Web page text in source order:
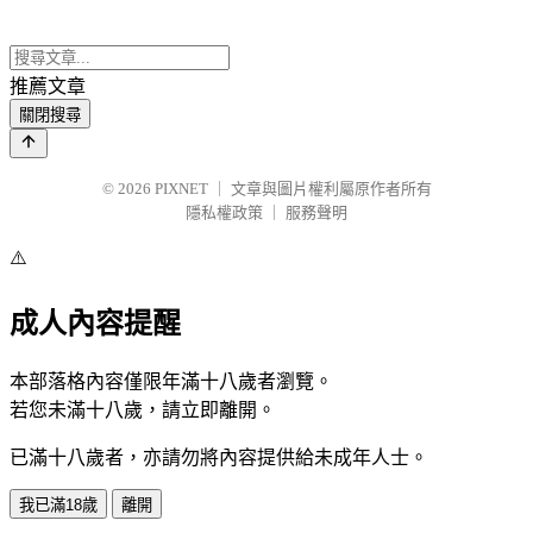
推薦文章
關閉搜尋
© 2026 PIXNET
文章與圖片權利屬原作者所有
隱私權政策
服務聲明
⚠️
成人內容提醒
本部落格內容僅限年滿十八歲者瀏覽。
若您未滿十八歲，請立即離開。
已滿十八歲者，亦請勿將內容提供給未成年人士。
我已滿18歲 離開